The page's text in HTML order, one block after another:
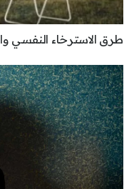
طرق الاسترخاء النفسي